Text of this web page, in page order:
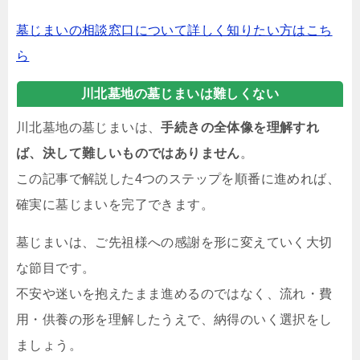
墓じまいの相談窓口について詳しく知りたい方はこち
ら
川北墓地の墓じまいは難しくない
川北墓地の墓じまいは、手続きの全体像を理解すれ
ば、決して難しいものではありません。
この記事で解説した4つのステップを順番に進めれば、
確実に墓じまいを完了できます。
墓じまいは、ご先祖様への感謝を形に変えていく大切
な節目です。
不安や迷いを抱えたまま進めるのではなく、流れ・費
用・供養の形を理解したうえで、納得のいく選択をし
ましょう。